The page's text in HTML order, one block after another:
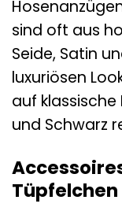
sind oft aus
Seide, Satin
luxuriösen
auf klassische
und Schwarz